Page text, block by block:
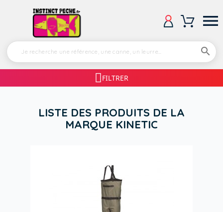


FILTRER
LISTE DES PRODUITS DE LA
MARQUE KINETIC